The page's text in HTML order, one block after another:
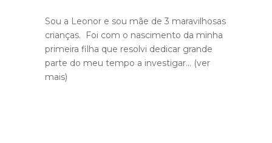
Sou a Leonor e sou mãe de 3 maravilhosas
crianças. Foi com o nascimento da minha
primeira filha que resolvi dedicar grande
parte do meu tempo a investigar... (ver
mais)